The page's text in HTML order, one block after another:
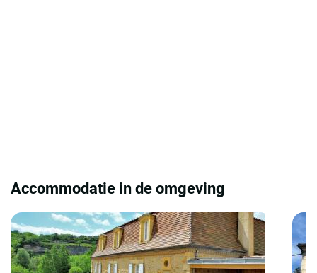
Accommodatie in de omgeving